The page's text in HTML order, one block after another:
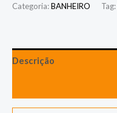
Categoria:BANHEIRO Tag:
Descrição